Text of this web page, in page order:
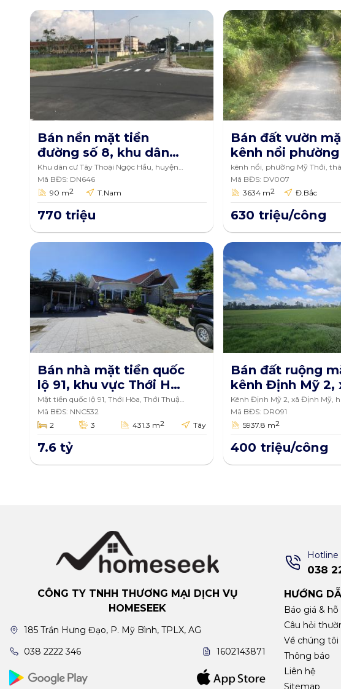
Bán nền mặt tiền
đường số 8, khu dân
cư Tây Thoại Ngọc
Hầu, huyện Thoại Sơn,
tỉnh An Giang 90m2
Khu dân cư Tây Thoại Ngọc Hầu, huyện
Thoại Sơn, tỉnh An Giang
Mã BĐS: DN646
90 m2 T.Nam
770 triệu
Bán đất vườn
kênh nổi
Thới, thành phố
Xuyên, An Giang
3634m2
kênh nổi, phường Mỹ Thới,
Long Xuyên
Mã BĐS: DV007
3634 m2 Đ.Bắc
630 triệu/công
Bán nhà mặt tiền quốc
lộ 91, khu vực Thới Hòa
1, phường Thới Thuận,
quận Thốt Nốt, thành
phố Cần Thơ 431.3m2
Mặt tiền quốc lộ 91, Thới Hòa, Thới Thuận,
Thốt Nốt, Cần Thơ
Mã BĐS: NNC532
2
3 431.3 m2 Tây
7.6 tỷ
Bán đất ruộng
kênh Định Mỹ 2,
Định Mỹ, huyện
Sơn, An Giang
5937.8m2
Kênh Định Mỹ 2, xã Định Mỹ,
Sơn
Mã BĐS: DR091
5937.8 m2
400 triệu/công
CÔNG TY TNHH THƯƠNG MẠI DỊCH VỤ
HOMESEEK
185 Trần Hưng Đạo, P. Mỹ Bình, TPLX, AG
038 2222 346
1602143871
Hotline
038
HƯỚNG
Báo giá &
Câu hỏi
Về chúng tôi
Thông báo
Liên hệ
Sitemap